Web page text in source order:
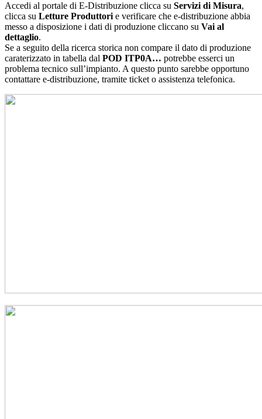
Accedi al portale di E-Distribuzione clicca su Servizi di Misura,
clicca su Letture Produttori e verificare che e-distribuzione abbia
messo a disposizione i dati di produzione cliccano su Vai al
dettaglio.
Se a seguito della ricerca storica non compare il dato di produzione
caraterizzato in tabella dal POD ITP0A… potrebbe esserci un
problema tecnico sull’impianto. A questo punto sarebbe opportuno
contattare e-distribuzione, tramite ticket o assistenza telefonica.